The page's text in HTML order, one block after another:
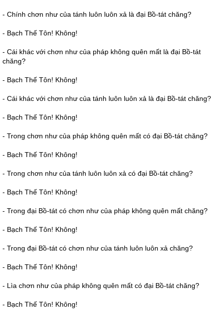
- Chính chơn như của tánh luôn luôn xả là đại Bồ-tát chăng?
- Bạch Thế Tôn! Không!
- Cái khác với chơn như của pháp không quên mất là đại Bồ-tát
chăng?
- Bạch Thế Tôn! Không!
- Cái khác với chơn như của tánh luôn luôn xả là đại Bồ-tát chăng?
- Bạch Thế Tôn! Không!
- Trong chơn như của pháp không quên mất có đại Bồ-tát chăng?
- Bạch Thế Tôn! Không!
- Trong chơn như của tánh luôn luôn xả có đại Bồ-tát chăng?
- Bạch Thế Tôn! Không!
- Trong đại Bồ-tát có chơn như của pháp không quên mất chăng?
- Bạch Thế Tôn! Không!
- Trong đại Bồ-tát có chơn như của tánh luôn luôn xả chăng?
- Bạch Thế Tôn! Không!
- Lìa chơn như của pháp không quên mất có đại Bồ-tát chăng?
- Bạch Thế Tôn! Không!